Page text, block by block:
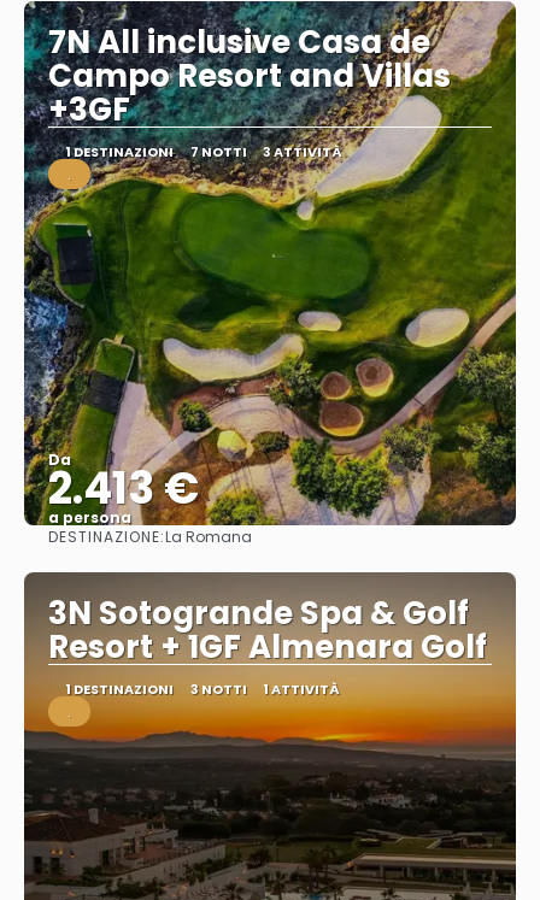
7N All inclusive Casa de
Campo Resort and Villas
+3GF
1 DESTINAZIONI 7 NOTTI 3 ATTIVITÀ
.
Da
2.413 €
a persona
Vedere
DESTINAZIONE:La Romana
3N Sotogrande Spa & Golf
Resort + 1GF Almenara Golf
1 DESTINAZIONI 3 NOTTI 1 ATTIVITÀ
.